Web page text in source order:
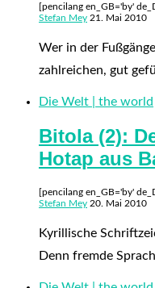
[pencilang en_GB='by'
Stefan Mey 21. Mai 2010
Wer in der
zahlreichen, gut
Die Welt | the world
Bitola (2):
Hotap aus
[pencilang en_GB='by'
Stefan Mey 20. Mai 2010
Kyrillische
Denn fremde